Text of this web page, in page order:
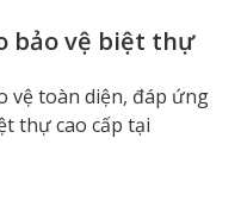
bảo vệ biệt thự
vệ toàn diện, đáp ứng
thự cao cấp tại